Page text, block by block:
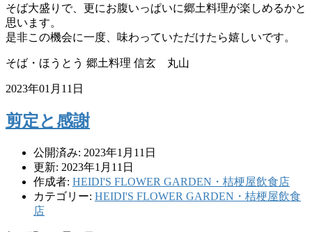
そば大盛りで、更にお腹いっぱいに郷土料理が楽しめるかと
思います。
是非この機会に一度、味わっていただけたら嬉しいです。
そば・ほうとう 郷土料理 信玄 丸山
2023年01月11日
剪定と感謝
公開済み: 2023年1月11日
更新: 2023年1月11日
作成者: HEIDI'S FLOWER GARDEN・桔梗屋飲食店
カテゴリー: HEIDI'S FLOWER GARDEN・桔梗屋飲食
店